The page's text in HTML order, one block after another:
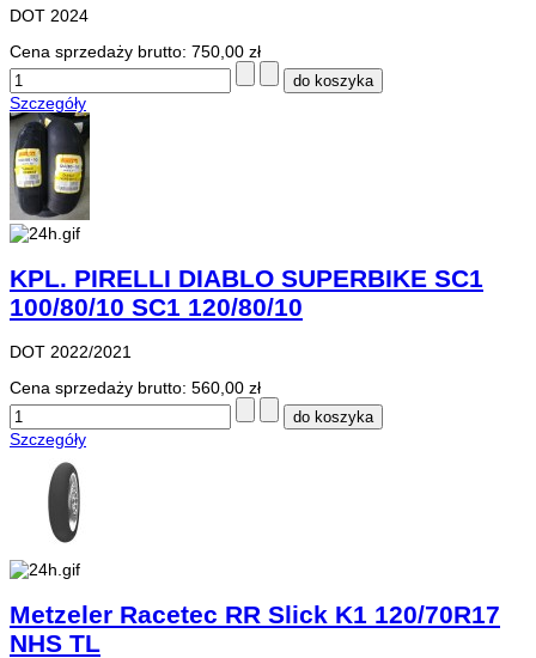
DOT 2024
Cena sprzedaży brutto: 750,00 zł
Szczegóły
KPL. PIRELLI DIABLO SUPERBIKE SC1
100/80/10 SC1 120/80/10
DOT 2022/2021
Cena sprzedaży brutto: 560,00 zł
Szczegóły
Metzeler Racetec RR Slick K1 120/70R17
NHS TL